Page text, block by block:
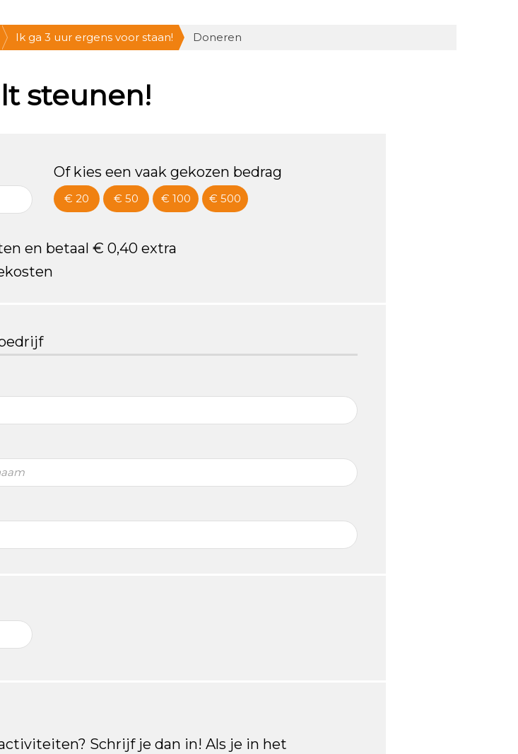
Ik ga 3 uur ergens voor staan! Doneren
steunen!
Of kies een vaak gekozen bedrag
€ 20 € 50 € 100 € 500
en betaal € 0,40 extra
Schrijf je dan in! Als je in het